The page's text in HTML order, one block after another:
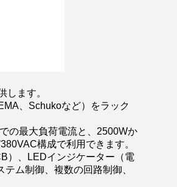
します。
、Schukoなど）をラック
の最大負荷電流と、2500Wか
構成で利用できます。
）、LEDインジケーター（電
ム制御、複数の回路制御、